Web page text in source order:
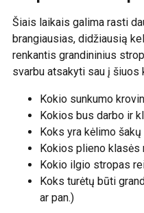
Šiais laikais galima rasti
brangiausias, didžiausią
renkantis grandininius
svarbu atsakyti sau į šiuos
Kokio sunkumo
Kokios bus darbo ir
Koks yra kėlimo
Kokios plieno klasės
Kokio ilgio stropas
Koks turėtų būti
ar pan.)